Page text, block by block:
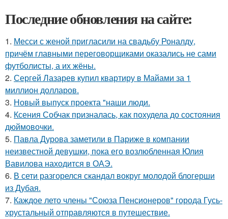
Последние обновления на сайте:
1. Месси с женой пригласили на свадьбу Роналду,
причём главными переговорщиками оказались не сами
футболисты, а их жёны.
2. Сергей Лазарев купил квартиру в Майами за 1
миллион долларов.
3. Новый выпуск проекта "наши люди.
4. Ксения Собчак призналась, как похудела до состояния
дюймовочки.
5. Павла Дурова заметили в Париже в компании
неизвестной девушки, пока его возлюбленная Юлия
Вавилова находится в ОАЭ.
6. В сети разгорелся скандал вокруг молодой блогерши
из Дубая.
7. Каждое лето члены "Союза Пенсионеров" города Гусь-
хрустальный отправляются в путешествие.